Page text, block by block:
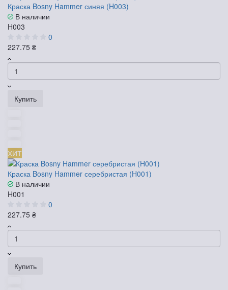
Краска Bosny Hammer синяя (H003)
В наличии
H003
0
227.75 ₴
Купить
ХИТ
Краска Bosny Hammer серебристая (H001)
В наличии
H001
0
227.75 ₴
Купить